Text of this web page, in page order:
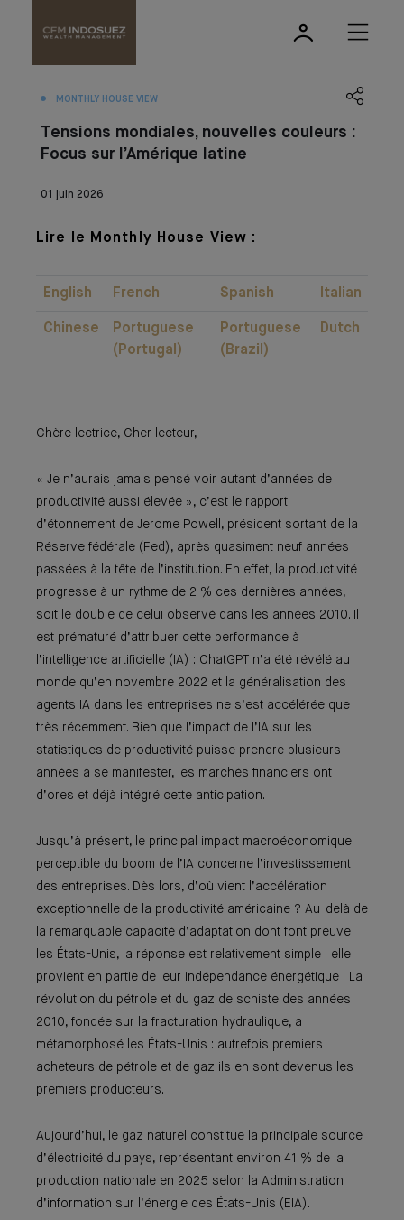
MONTHLY HOUSE VIEW
Tensions mondiales, nouvelles couleurs :
Focus sur l’Amérique latine
01 juin 2026
Lire le Monthly House View :
English French Spanish Italian
Chinese
Portuguese
(Portugal)
Portuguese
(Brazil)
Dutch
Chère lectrice, Cher lecteur,
« Je n’aurais jamais pensé voir autant d’années de
productivité aussi élevée », c’est le rapport
d’étonnement de Jerome Powell, président sortant de la
Réserve fédérale (Fed), après quasiment neuf années
passées à la tête de l’institution. En effet, la productivité
progresse à un rythme de 2 % ces dernières années,
soit le double de celui observé dans les années 2010. Il
est prématuré d’attribuer cette performance à
l’intelligence artificielle (IA) : ChatGPT n’a été révélé au
monde qu’en novembre 2022 et la généralisation des
agents IA dans les entreprises ne s’est accélérée que
très récemment. Bien que l’impact de l’IA sur les
statistiques de productivité puisse prendre plusieurs
années à se manifester, les marchés financiers ont
d’ores et déjà intégré cette anticipation.
Jusqu’à présent, le principal impact macroéconomique
perceptible du boom de l’IA concerne l’investissement
des entreprises. Dès lors, d’où vient l’accélération
exceptionnelle de la productivité américaine ? Au-delà de
la remarquable capacité d’adaptation dont font preuve
les États-Unis, la réponse est relativement simple ; elle
provient en partie de leur indépendance énergétique ! La
révolution du pétrole et du gaz de schiste des années
2010, fondée sur la fracturation hydraulique, a
métamorphosé les États-Unis : autrefois premiers
acheteurs de pétrole et de gaz ils en sont devenus les
premiers producteurs.
Aujourd’hui, le gaz naturel constitue la principale source
d’électricité du pays, représentant environ 41 % de la
production nationale en 2025 selon la Administration
d’information sur l’énergie des États-Unis (EIA).